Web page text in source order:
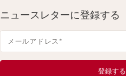
ニュースレターに登録する
メールアドレス *
登録する